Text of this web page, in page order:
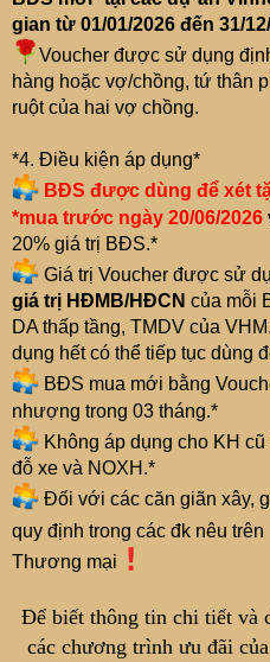
gian từ 01/01/2026 đến 31/
Voucher được sử dụng
hàng hoặc vợ/chồng, tứ thân
ruột của hai vợ chồng.
*4. Điều kiện áp dụng*
BĐS được dùng để xét
*mua trước ngày 20/06/2026
20% giá trị BĐS.*
Giá trị Voucher được sử
giá trị HĐMB/HĐCN của mỗi
DA thấp tầng, TMDV của
dụng hết có thể tiếp tục dùng
BĐS mua mới bằng
nhượng trong 03 tháng.*
Không áp dụng cho KH
đỗ xe và NOXH.*
Đối với các căn giãn xây,
quy định trong các đk nêu trên
Thương mại
Để biết thông tin chi tiết và
các chương trình ưu đãi